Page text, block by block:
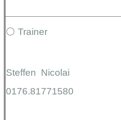
⚪️ Trainer
Steffen Nicolai
0176.81771580